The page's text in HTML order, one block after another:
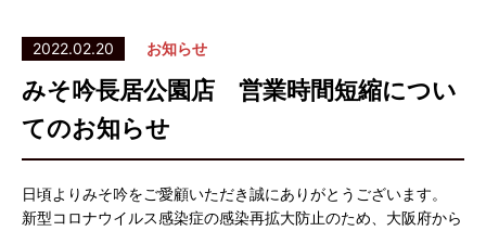
2022.02.20 お知らせ
みそ吟長居公園店 営業時間短縮につい
てのお知らせ
日頃よりみそ吟をご愛顧いただき誠にありがとうございます。
新型コロナウイルス感染症の感染再拡大防止のため、大阪府から